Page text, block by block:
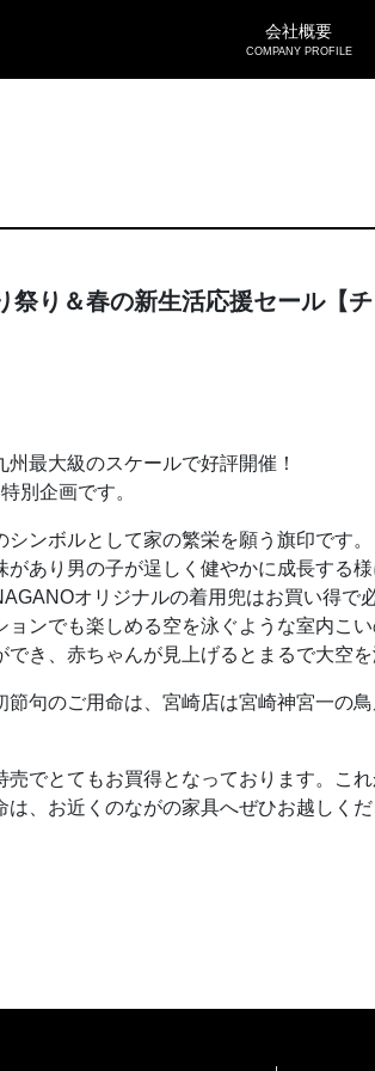
会社概要
COMPANY PROFILE
祭り＆春の新生活応援セール【チ
最大級のスケールで好評開催！
別企画です。
ンボルとして家の繁栄を願う旗印です。
あり男の子が逞しく健やかに成長する
オリジナルの着用兜はお買い得で
ンでも楽しめる空を泳ぐような室内こい
き、赤ちゃんが見上げるとまるで大空
句のご用命は、宮崎店は宮崎神宮一の
でとてもお買得となっております。こ
、お近くのながの家具へぜひお越しくだ